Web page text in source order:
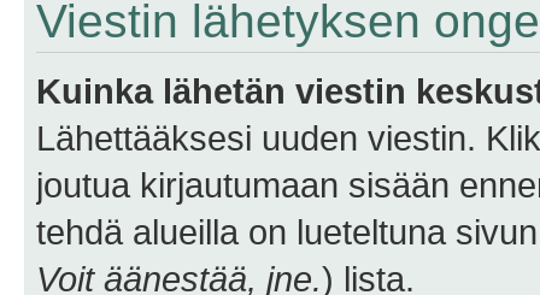
Viestin lähetyksen
Kuinka lähetän viestin
Lähettääksesi uuden viestin.
joutua kirjautumaan sisään
tehdä alueilla on lueteltuna
Voit äänestää, jne.) lista.